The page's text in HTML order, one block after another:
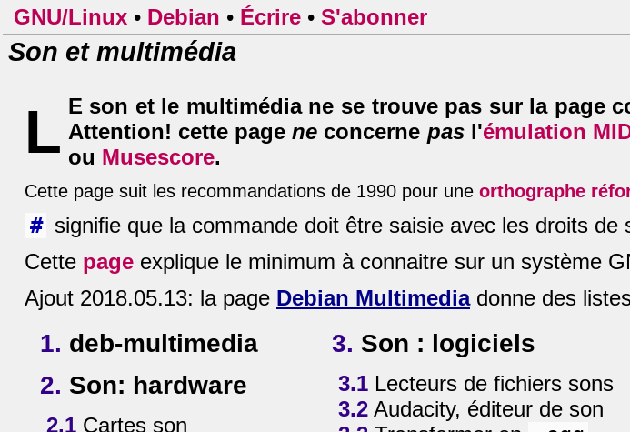
GNU/Linux • Debian • Écrire • S'abonner
Son et multimédia
L E son et le multimédia ne se trouve pas sur la page
Attention! cette pagene concerne pasl'émulation
ou Musescore.
Cette page suit les recommandations de 1990 pour uneorthographe
# signifie que la commande doit être saisie avec les droits de
Cette page explique le minimum à connaitre sur un système
Ajout 2018.05.13: la page Debian Multimediadonne des
1. deb-multimedia
2. Son: hardware
2.1 Cartes son
3. Son : logiciels
3.1 Lecteurs de fichiers sons
3.2 Audacity, éditeur de son